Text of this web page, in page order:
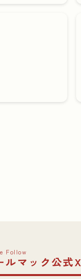
Follow
ルマック公式X